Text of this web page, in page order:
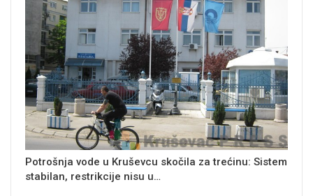
Potrošnja vode u Kruševcu skočila za trećinu: Sistem
stabilan, restrikcije nisu u…